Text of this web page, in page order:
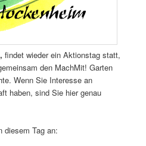
findet wieder ein Aktionstag statt,
den MachMit! Garten
Wenn Sie Interesse an
haben, sind Sie hier genau
diesem Tag an: